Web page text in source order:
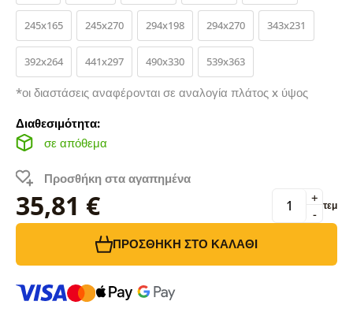
245x165 245x270 294x198 294x270 343x231
392x264 441x297 490x330 539x363
*οι διαστάσεις αναφέρονται σε αναλογία πλάτος x ύψος
Διαθεσιμότητα:
σε απόθεμα
Προσθήκη στα αγαπημένα
35,81 € -
+ τεμ
ΠΡΟΣΘΉΚΗ ΣΤΟ ΚΑΛΆΘΙ